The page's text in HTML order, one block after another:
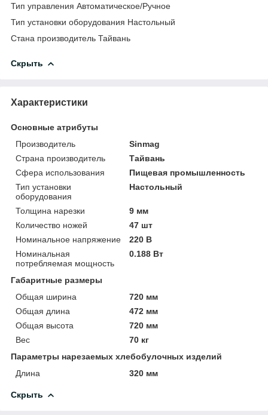
Тип управления Автоматическое/Ручное
Тип установки оборудования Настольный
Стана производитель Тайвань
Скрыть
Характеристики
Основные атрибуты
Производитель
Sinmag
Страна производитель
Тайвань
Сфера использования
Пищевая промышленность
Тип установки
оборудования
Настольный
Толщина нарезки
9 мм
Количество ножей
47 шт
Номинальное напряжение
220 В
Номинальная
потребляемая мощность
0.188 Вт
Габаритные размеры
Общая ширина
720 мм
Общая длина
472 мм
Общая высота
720 мм
Вес
70 кг
Параметры нарезаемых хлебобулочных изделий
Длина
320 мм
Скрыть